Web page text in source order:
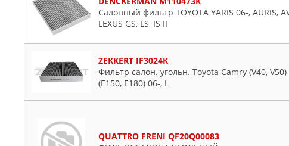
Салонный фильтр TOYOTA YARIS 06-, AURIS,
LEXUS GS, LS, IS II
ZEKKERT IF3024K
Фильтр салон. угольн. Toyota Camry (V40,
(E150, E180) 06-, L
QUATTRO FRENI QF20Q00083